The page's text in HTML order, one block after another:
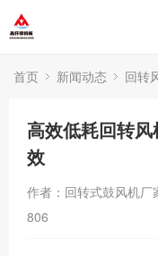
首页 新闻动态 回转
高效低耗回转
效
作者：回转式鼓风机厂
806